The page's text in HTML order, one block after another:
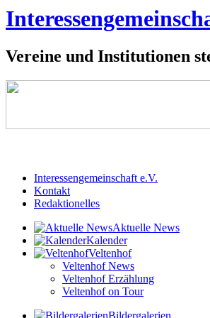
Vereine und Institutionen
Interessengemeinschaft e.V.
Kontakt
Redaktionelles
Aktuelle News
Kalender
Veltenhof
Veltenhof News
Veltenhof Erzählung
Veltenhof on Tour